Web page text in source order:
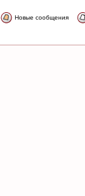
Новые сообщения